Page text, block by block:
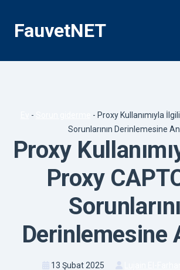
FauvetNET
- - Proxy Kullanımıyla
Sorunlarının Derinlemesine
Proxy
Proxy
Derinlemesine
13 Şubat 2025